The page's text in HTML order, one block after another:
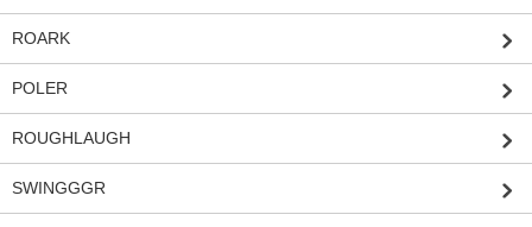
ROARK
POLER
ROUGHLAUGH
SWINGGGR